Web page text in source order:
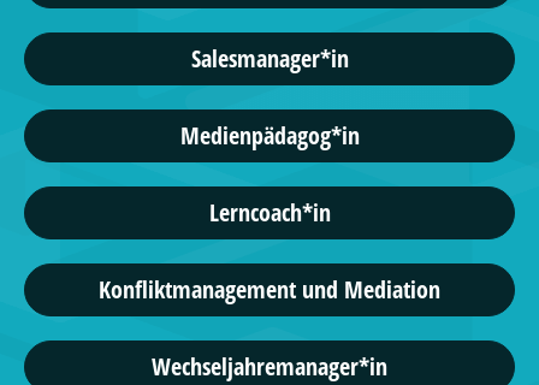
Salesmanager*in
Medienpädagog*in
Lerncoach*in
Konfliktmanagement und Mediation
Wechseljahremanager*in